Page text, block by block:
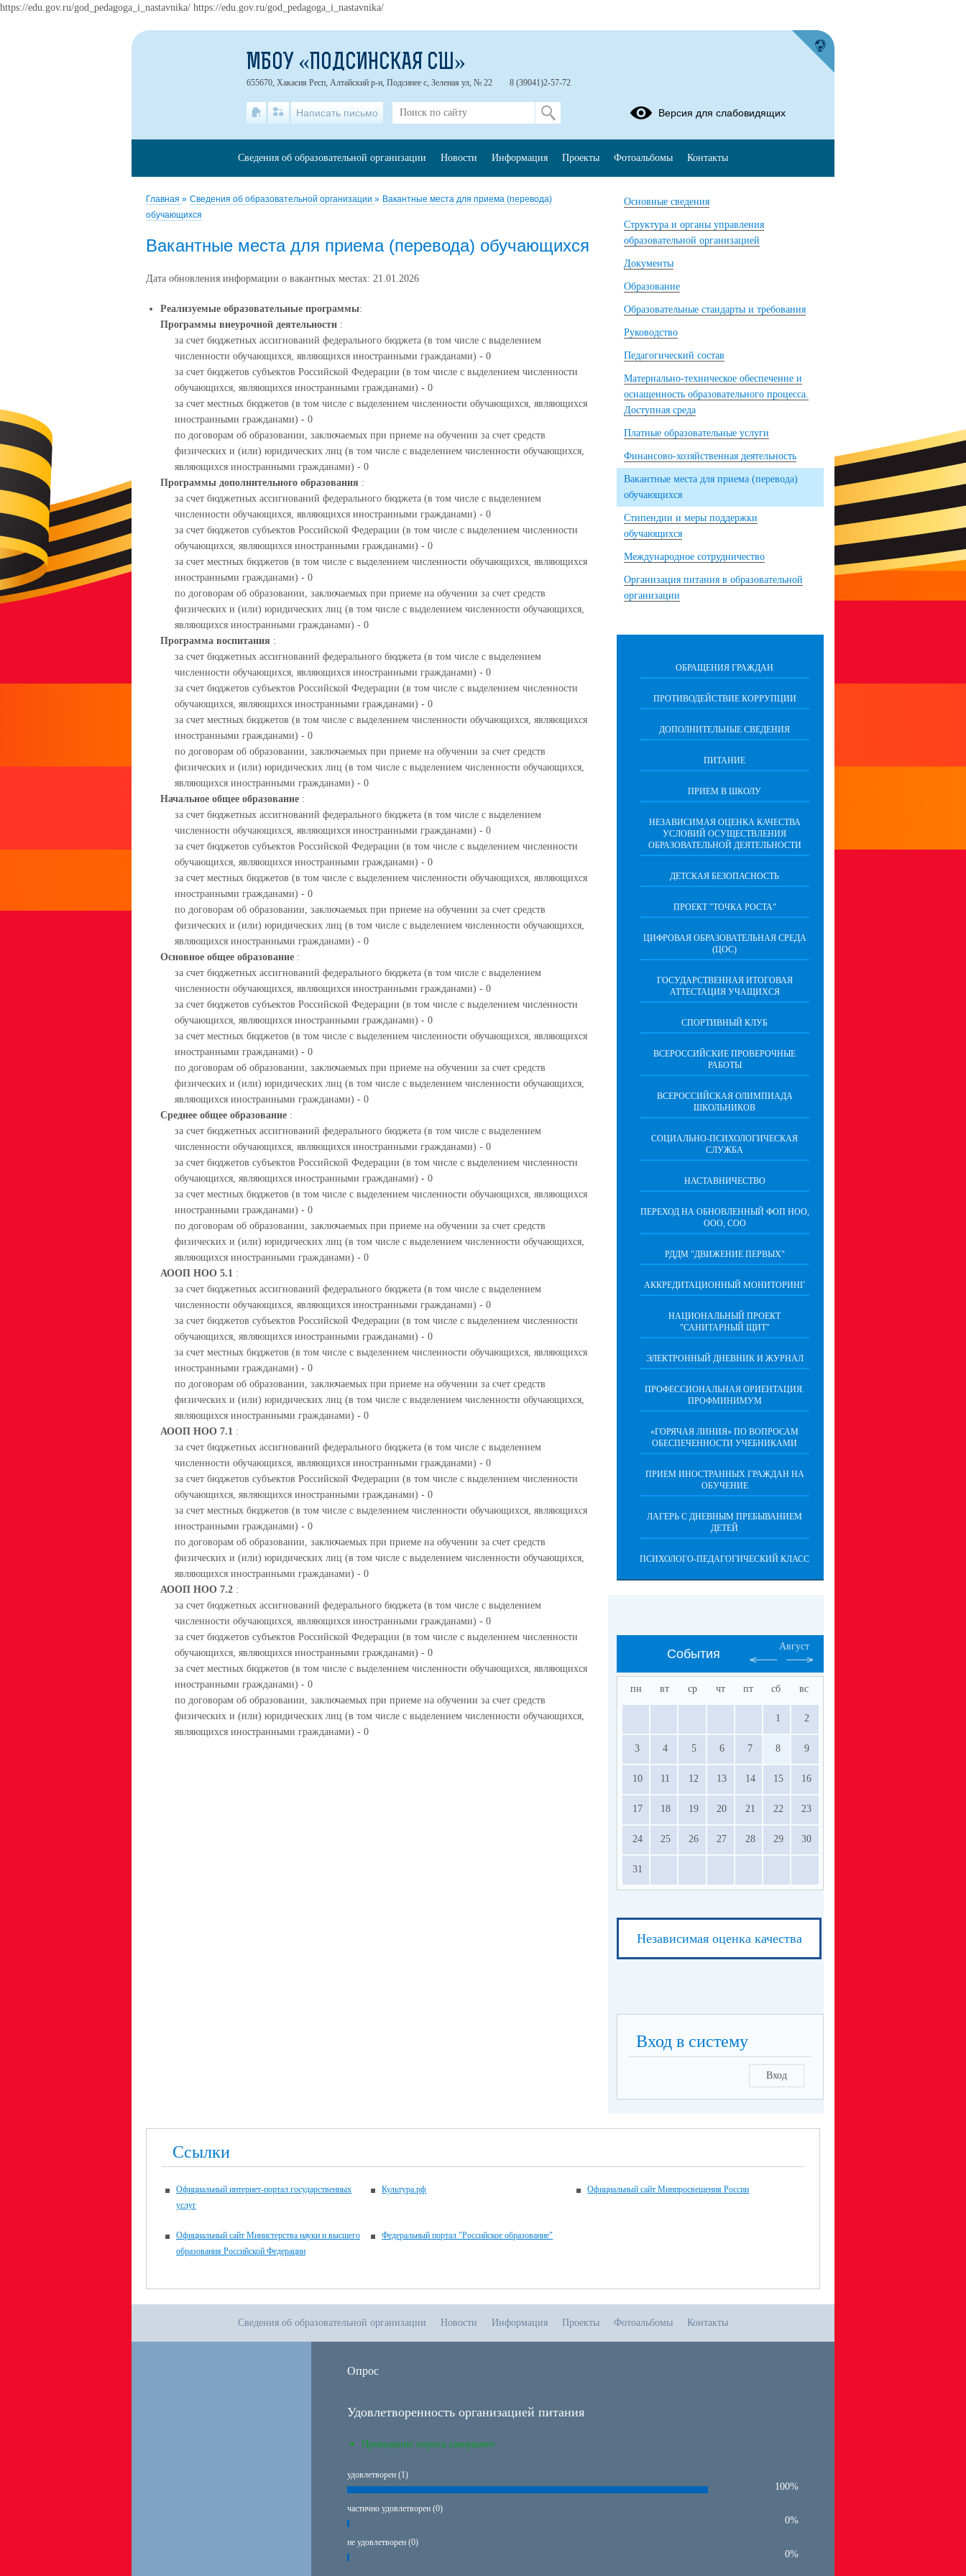
https://edu.gov.ru/god_pedagoga_i_nastavnika/ https://edu.gov.ru/god_pedagoga_i_nastavnika/
Главная » Сведения об образовательной организации » Вакантные места для приема (перевода)
обучающихся
Вакантные места для приема (перевода) обучающихся
Дата обновления информации о вакантных местах: 21.01.2026
Реализуемые образовательные программы:
Программы внеурочной деятельности :
за счет бюджетных ассигнований федерального бюджета (в том числе с выделением
численности обучающихся, являющихся иностранными гражданами) - 0
за счет бюджетов субъектов Российской Федерации (в том числе с выделением численности
обучающихся, являющихся иностранными гражданами) - 0
за счет местных бюджетов (в том числе с выделением численности обучающихся, являющихся
иностранными гражданами) - 0
по договорам об образовании, заключаемых при приеме на обучении за счет средств
физических и (или) юридических лиц (в том числе с выделением численности обучающихся,
являющихся иностранными гражданами) - 0
Программы дополнительного образования :
за счет бюджетных ассигнований федерального бюджета (в том числе с выделением
численности обучающихся, являющихся иностранными гражданами) - 0
за счет бюджетов субъектов Российской Федерации (в том числе с выделением численности
обучающихся, являющихся иностранными гражданами) - 0
за счет местных бюджетов (в том числе с выделением численности обучающихся, являющихся
иностранными гражданами) - 0
по договорам об образовании, заключаемых при приеме на обучении за счет средств
физических и (или) юридических лиц (в том числе с выделением численности обучающихся,
являющихся иностранными гражданами) - 0
Программа воспитания :
за счет бюджетных ассигнований федерального бюджета (в том числе с выделением
численности обучающихся, являющихся иностранными гражданами) - 0
за счет бюджетов субъектов Российской Федерации (в том числе с выделением численности
обучающихся, являющихся иностранными гражданами) - 0
за счет местных бюджетов (в том числе с выделением численности обучающихся, являющихся
иностранными гражданами) - 0
по договорам об образовании, заключаемых при приеме на обучении за счет средств
физических и (или) юридических лиц (в том числе с выделением численности обучающихся,
являющихся иностранными гражданами) - 0
Начальное общее образование :
за счет бюджетных ассигнований федерального бюджета (в том числе с выделением
численности обучающихся, являющихся иностранными гражданами) - 0
за счет бюджетов субъектов Российской Федерации (в том числе с выделением численности
обучающихся, являющихся иностранными гражданами) - 0
за счет местных бюджетов (в том числе с выделением численности обучающихся, являющихся
иностранными гражданами) - 0
по договорам об образовании, заключаемых при приеме на обучении за счет средств
физических и (или) юридических лиц (в том числе с выделением численности обучающихся,
являющихся иностранными гражданами) - 0
Основное общее образование :
за счет бюджетных ассигнований федерального бюджета (в том числе с выделением
численности обучающихся, являющихся иностранными гражданами) - 0
за счет бюджетов субъектов Российской Федерации (в том числе с выделением численности
обучающихся, являющихся иностранными гражданами) - 0
за счет местных бюджетов (в том числе с выделением численности обучающихся, являющихся
иностранными гражданами) - 0
по договорам об образовании, заключаемых при приеме на обучении за счет средств
физических и (или) юридических лиц (в том числе с выделением численности обучающихся,
являющихся иностранными гражданами) - 0
Среднее общее образование :
за счет бюджетных ассигнований федерального бюджета (в том числе с выделением
численности обучающихся, являющихся иностранными гражданами) - 0
за счет бюджетов субъектов Российской Федерации (в том числе с выделением численности
обучающихся, являющихся иностранными гражданами) - 0
за счет местных бюджетов (в том числе с выделением численности обучающихся, являющихся
иностранными гражданами) - 0
по договорам об образовании, заключаемых при приеме на обучении за счет средств
физических и (или) юридических лиц (в том числе с выделением численности обучающихся,
являющихся иностранными гражданами) - 0
АООП НОО 5.1 :
за счет бюджетных ассигнований федерального бюджета (в том числе с выделением
численности обучающихся, являющихся иностранными гражданами) - 0
за счет бюджетов субъектов Российской Федерации (в том числе с выделением численности
обучающихся, являющихся иностранными гражданами) - 0
за счет местных бюджетов (в том числе с выделением численности обучающихся, являющихся
иностранными гражданами) - 0
по договорам об образовании, заключаемых при приеме на обучении за счет средств
физических и (или) юридических лиц (в том числе с выделением численности обучающихся,
являющихся иностранными гражданами) - 0
АООП НОО 7.1 :
за счет бюджетных ассигнований федерального бюджета (в том числе с выделением
численности обучающихся, являющихся иностранными гражданами) - 0
за счет бюджетов субъектов Российской Федерации (в том числе с выделением численности
обучающихся, являющихся иностранными гражданами) - 0
за счет местных бюджетов (в том числе с выделением численности обучающихся, являющихся
иностранными гражданами) - 0
по договорам об образовании, заключаемых при приеме на обучении за счет средств
физических и (или) юридических лиц (в том числе с выделением численности обучающихся,
являющихся иностранными гражданами) - 0
АООП НОО 7.2 :
за счет бюджетных ассигнований федерального бюджета (в том числе с выделением
численности обучающихся, являющихся иностранными гражданами) - 0
за счет бюджетов субъектов Российской Федерации (в том числе с выделением численности
обучающихся, являющихся иностранными гражданами) - 0
за счет местных бюджетов (в том числе с выделением численности обучающихся, являющихся
иностранными гражданами) - 0
по договорам об образовании, заключаемых при приеме на обучении за счет средств
физических и (или) юридических лиц (в том числе с выделением численности обучающихся,
являющихся иностранными гражданами) - 0
Основные сведения
Структура и органы управления
образовательной организацией
Документы
Образование
Образовательные стандарты и требования
Руководство
Педагогический состав
Материально-техническое обеспечение и
оснащенность образовательного процесса.
Доступная среда
Платные образовательные услуги
Финансово-хозяйственная деятельность
Вакантные места для приема (перевода)
обучающихся
Стипендии и меры поддержки
обучающихся
Международное сотрудничество
Организация питания в образовательной
организации
ОБРАЩЕНИЯ ГРАЖДАН
ПРОТИВОДЕЙСТВИЕ КОРРУПЦИИ
ДОПОЛНИТЕЛЬНЫЕ СВЕДЕНИЯ
ПИТАНИЕ
ПРИЕМ В ШКОЛУ
НЕЗАВИСИМАЯ ОЦЕНКА КАЧЕСТВА
УСЛОВИЙ ОСУЩЕСТВЛЕНИЯ
ОБРАЗОВАТЕЛЬНОЙ ДЕЯТЕЛЬНОСТИ
ДЕТСКАЯ БЕЗОПАСНОСТЬ
ПРОЕКТ "ТОЧКА РОСТА"
ЦИФРОВАЯ ОБРАЗОВАТЕЛЬНАЯ СРЕДА
(ЦОС)
ГОСУДАРСТВЕННАЯ ИТОГОВАЯ
АТТЕСТАЦИЯ УЧАЩИХСЯ
СПОРТИВНЫЙ КЛУБ
ВСЕРОССИЙСКИЕ ПРОВЕРОЧНЫЕ
РАБОТЫ
ВСЕРОССИЙСКАЯ ОЛИМПИАДА
ШКОЛЬНИКОВ
СОЦИАЛЬНО-ПСИХОЛОГИЧЕСКАЯ
СЛУЖБА
НАСТАВНИЧЕСТВО
ПЕРЕХОД НА ОБНОВЛЕННЫЙ ФОП НОО,
ООО, СОО
РДДМ "ДВИЖЕНИЕ ПЕРВЫХ"
АККРЕДИТАЦИОННЫЙ МОНИТОРИНГ
НАЦИОНАЛЬНЫЙ ПРОЕКТ
"САНИТАРНЫЙ ЩИТ"
ЭЛЕКТРОННЫЙ ДНЕВНИК И ЖУРНАЛ
ПРОФЕССИОНАЛЬНАЯ ОРИЕНТАЦИЯ.
ПРОФМИНИМУМ
«ГОРЯЧАЯ ЛИНИЯ» ПО ВОПРОСАМ
ОБЕСПЕЧЕННОСТИ УЧЕБНИКАМИ
ПРИЕМ ИНОСТРАННЫХ ГРАЖДАН НА
ОБУЧЕНИЕ
ЛАГЕРЬ С ДНЕВНЫМ ПРЕБЫВАНИЕМ
ДЕТЕЙ
ПСИХОЛОГО-ПЕДАГОГИЧЕСКИЙ КЛАСС
События
Август
пн вт ср чт пт сб вс
1 2
3 4 5 6 7 8 9
10 11 12 13 14 15 16
17 18 19 20 21 22 23
24 25 26 27 28 29 30
31
Независимая оценка качества
Вход в систему
Вход
Ссылки
Официальный интернет-портал государственных
услуг
Культура.рф Официальный сайт Минпросвещения России
Официальный сайт Министерства науки и высшего
образования Российской Федерации
Федеральный портал "Российское образование"
МБОУ «ПОДСИНСКАЯ СШ»
655670, Хакасия Респ, Алтайский р-н, Подсинее с, Зеленая ул, № 22 8 (39041)2-57-72
Написать письмо Версия для слабовидящих
Сведения об образовательной организации Новости Информация Проекты Фотоальбомы Контакты
Сведения об образовательной организации Новости Информация Проекты Фотоальбомы Контакты
Опрос
Удовлетворенность организацией питания
Проведение опроса завершено
удовлетворен (1)
100%
частично удовлетворен (0)
0%
не удовлетворен (0)
0%